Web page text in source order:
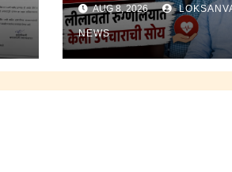
केली उपचाराची सोय.
AUG 8, 2026
NEWS